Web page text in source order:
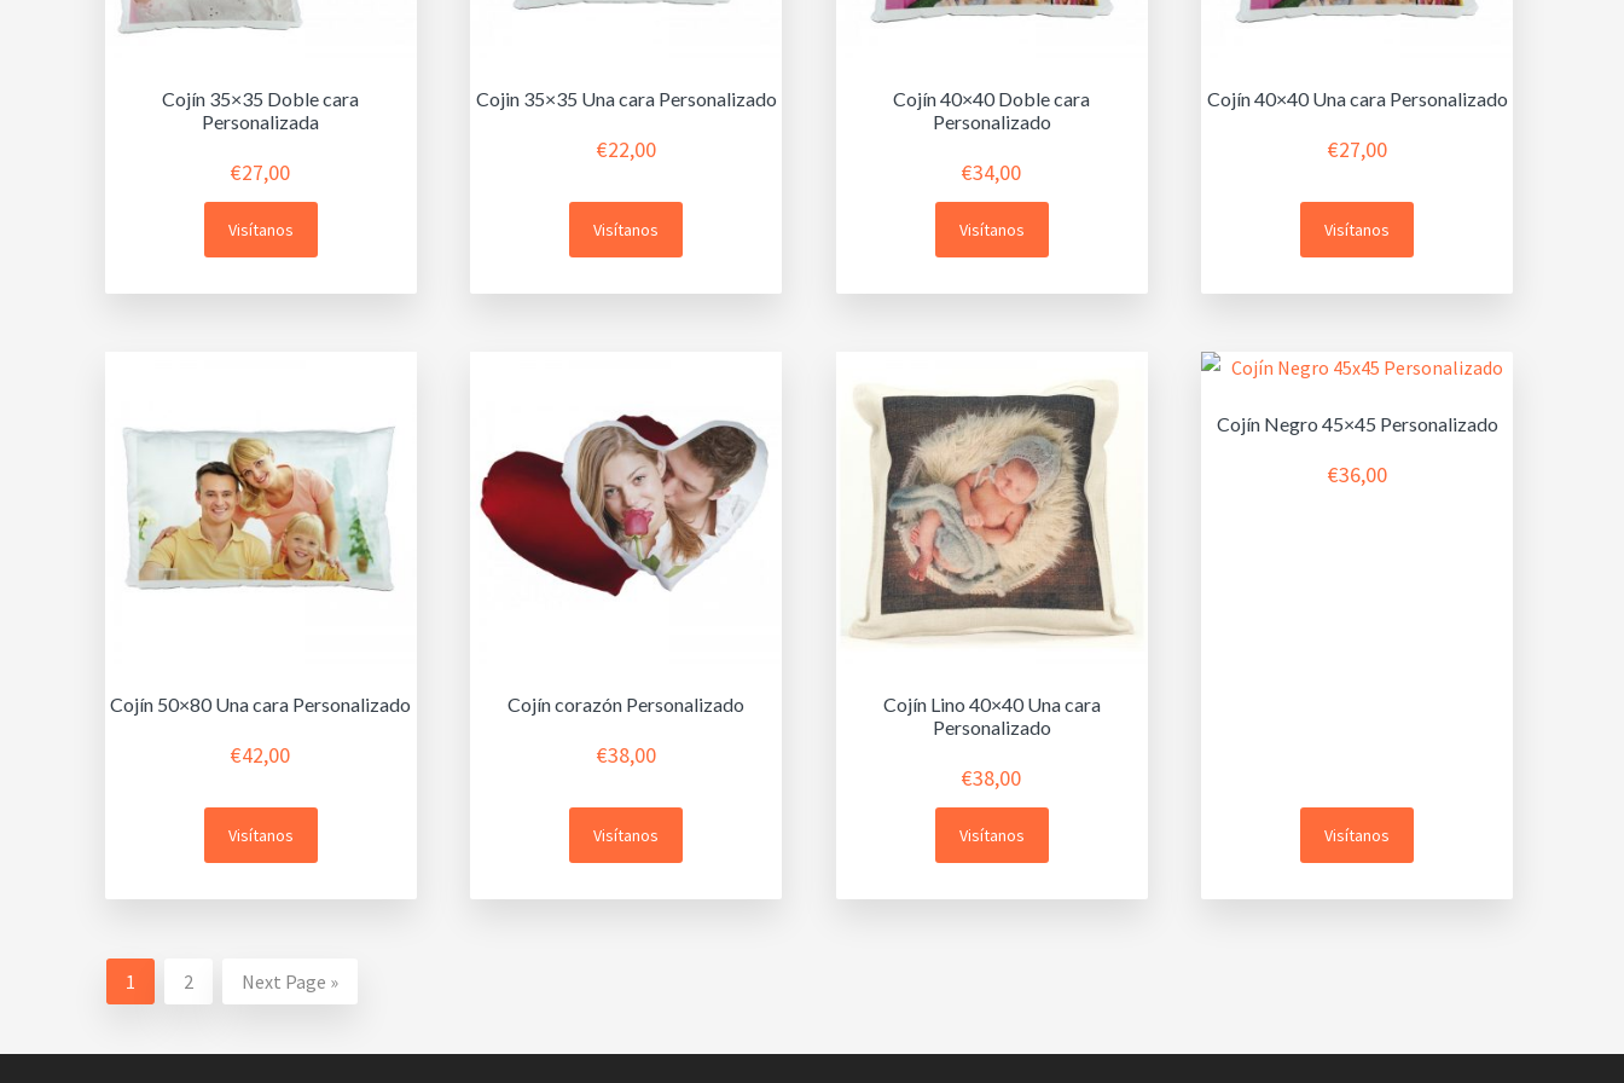
Cojín 35×35 Doble cara
Personalizada
€27,00
Visítanos
Cojin 35×35 Una cara Personalizado
€22,00
Visítanos
Cojín 40×40 Doble cara
Personalizado
€34,00
Visítanos
Cojín 40×40 Una cara Personalizado
€27,00
Visítanos
Cojín 50×80 Una cara Personalizado
€42,00
Visítanos
Cojín corazón Personalizado
€38,00
Visítanos
Cojín Lino 40×40 Una cara
Personalizado
€38,00
Visítanos
Cojín Negro 45×45 Personalizado
€36,00
Visítanos
1 2 Next Page »